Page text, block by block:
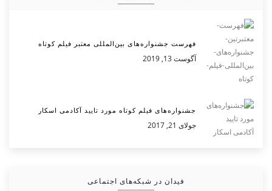
فهرست جشنواره‌های بین‌المللی معتبر فیلم کوتاه
آگوست 13, 2019
جشنواره‌های فیلم کوتاه مورد تایید آکادمی اسکار
جولای 21, 2017
فیدان در شبکه‌های اجتماعی